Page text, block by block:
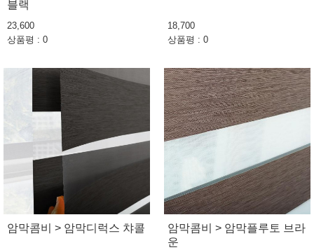
블랙
23,600
상품평 : 0
18,700
상품평 : 0
암막콤비 > 암막디럭스 챠콜
암막콤비 > 암막플루토 브라
운